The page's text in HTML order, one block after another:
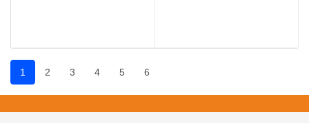
1 2 3 4 5 6